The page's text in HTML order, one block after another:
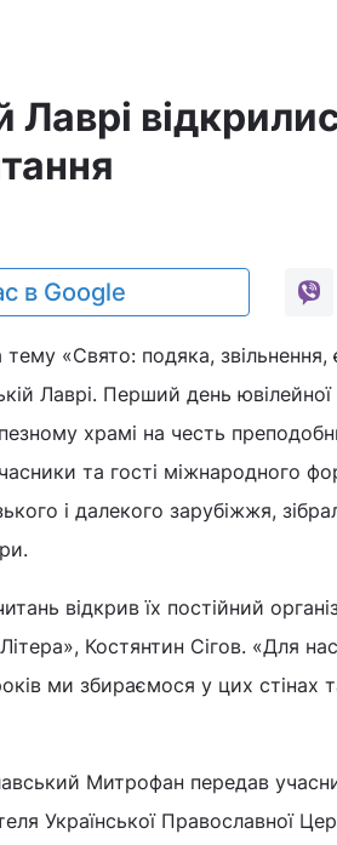
в Google
«Свято: подяка, звільнення,
Лаврі. Перший день ювілейної
храмі на честь
та гості міжнародного
і далекого зарубіжжя,
відкрив їх постійний
Костянтин Сігов. «Для
ми збираємося у цих стінах
Митрофан передав
Української Православної